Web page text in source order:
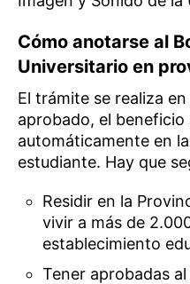
Cómo anotarse al
Universitario en
El trámite se realiza
aprobado, el beneficio
automáticamente en
estudiante. Hay que
Residir en la
vivir a más de
establecimiento
Tener aprobadas